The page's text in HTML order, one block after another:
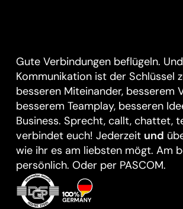
Gute Verbindungen beflügeln.
Kommunikation ist der Schlüssel
besseren Miteinander, besserem
besserem Teamplay, besseren
Business. Sprecht, callt, chattet,
verbindet euch! Jederzeit und
wie ihr es am liebsten mögt. Am
persönlich. Oder per PASCOM.